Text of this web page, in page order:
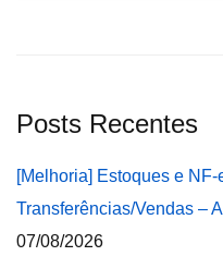
Posts Recentes
[Melhoria] Estoques e
Transferências/Vendas –
07/08/2026